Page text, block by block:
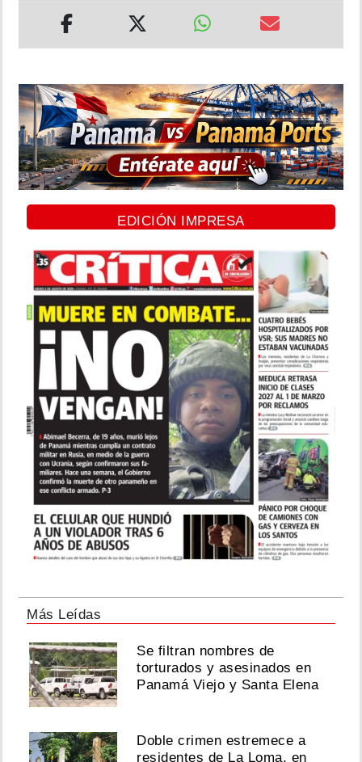
EDICIÓN IMPRESA
Más Leídas
Se filtran nombres de
torturados y asesinados en
Panamá Viejo y Santa Elena
Doble crimen estremece a
residentes de La Loma, en